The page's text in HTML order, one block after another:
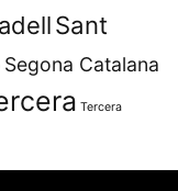
Sant
Segona Catalana
Tercera